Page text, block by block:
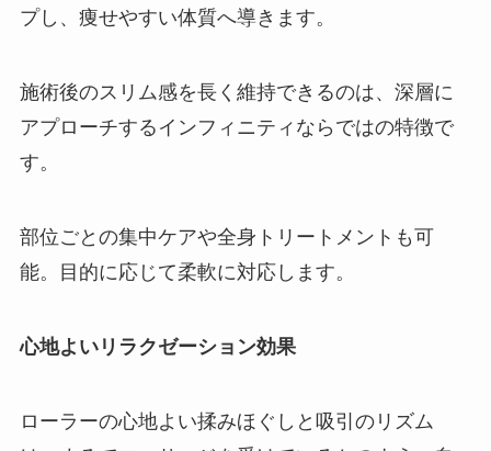
プし、痩せやすい体質へ導きます。
施術後のスリム感を長く維持できるのは、深層に
アプローチするインフィニティならではの特徴で
す。
部位ごとの集中ケアや全身トリートメントも可
能。目的に応じて柔軟に対応します。
心地よいリラクゼーション効果
ローラーの心地よい揉みほぐしと吸引のリズム